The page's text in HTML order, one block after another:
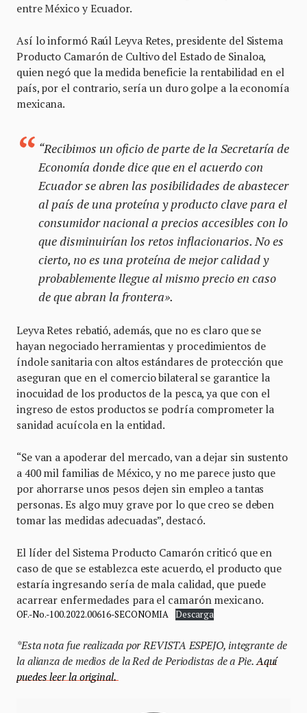
entre México y Ecuador.
Así lo informó Raúl Leyva Retes, presidente del Sistema
Producto Camarón de Cultivo del Estado de Sinaloa,
quien negó que la medida beneficie la rentabilidad en el
país, por el contrario, sería un duro golpe a la economía
mexicana.
“Recibimos un oficio de parte de la Secretaría de
Economía donde dice que en el acuerdo con
Ecuador se abren las posibilidades de abastecer
al país de una proteína y producto clave para el
consumidor nacional a precios accesibles con lo
que disminuirían los retos inflacionarios. No es
cierto, no es una proteína de mejor calidad y
probablemente llegue al mismo precio en caso
de que abran la frontera».
Leyva Retes rebatió, además, que no es claro que se
hayan negociado herramientas y procedimientos de
índole sanitaria con altos estándares de protección que
aseguran que en el comercio bilateral se garantice la
inocuidad de los productos de la pesca, ya que con el
ingreso de estos productos se podría comprometer la
sanidad acuícola en la entidad.
“Se van a apoderar del mercado, van a dejar sin sustento
a 400 mil familias de México, y no me parece justo que
por ahorrarse unos pesos dejen sin empleo a tantas
personas. Es algo muy grave por lo que creo se deben
tomar las medidas adecuadas”, destacó.
El líder del Sistema Producto Camarón criticó que en
caso de que se establezca este acuerdo, el producto que
estaría ingresando sería de mala calidad, que puede
acarrear enfermedades para el camarón mexicano.
OF.-No.-100.2022.00616-SECONOMIA Descarga
*Esta nota fue realizada por REVISTA ESPEJO, integrante de
la alianza de medios de la Red de Periodistas de a Pie. Aquí
puedes leer la original.